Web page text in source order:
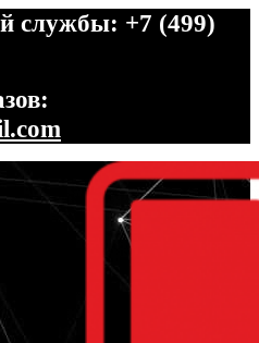
службы: +7 (499)